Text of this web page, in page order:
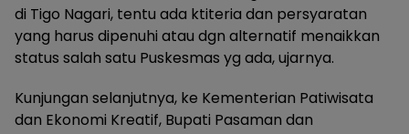
di Tigo Nagari, tentu ada ktiteria dan persyaratan
yang harus dipenuhi atau dgn alternatif menaikkan
status salah satu Puskesmas yg ada, ujarnya.
Kunjungan selanjutnya, ke Kementerian Patiwisata
dan Ekonomi Kreatif, Bupati Pasaman dan